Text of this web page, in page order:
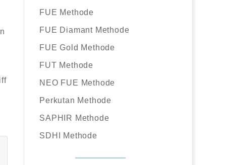
FUE Methode
FUE Diamant Methode
FUE Gold Methode
FUT Methode
NEO FUE Methode
Perkutan Methode
SAPHIR Methode
SDHI Methode